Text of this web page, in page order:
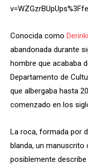
Conocida como
abandonada durante
hombre que acababa
Departamento de
que albergaba hasta
comenzado en los
La roca, formada por
blanda, un manuscrito
posiblemente